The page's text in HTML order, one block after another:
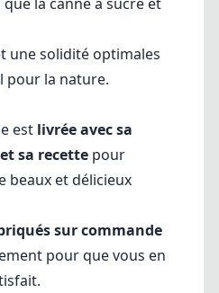
une solidité optimales
pour la nature.
est livrée avec sa
sa recette pour
beaux et délicieux
sur commande
pour que vous en